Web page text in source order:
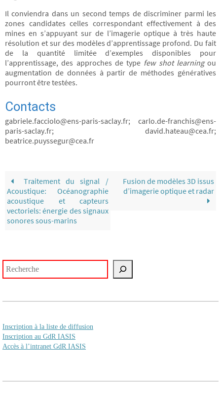
Il conviendra dans un second temps de discriminer parmi les
zones candidates celles correspondant effectivement à des
mines en s’appuyant sur de l’imagerie optique à très haute
résolution et sur des modèles d’apprentissage profond. Du fait
de la quantité limitée d’exemples disponibles pour
l’apprentissage, des approches de type few shot learningou
augmentation de données à partir de méthodes génératives
pourront être testées.
Contacts
gabriele.facciolo@ens-paris-saclay.fr; carlo.de-franchis@ens-
paris-saclay.fr; david.hateau@cea.fr;
beatrice.puyssegur@cea.fr
Traitement du signal /
Acoustique: Océanographie
acoustique et capteurs
vectoriels: énergie des signaux
sonores sous-marins
Fusion de modèles 3D issus
d’imagerie optique et radar
Inscription à la liste de diffusion
Inscription au GdR IASIS
Accès à l’intranet GdR IASIS